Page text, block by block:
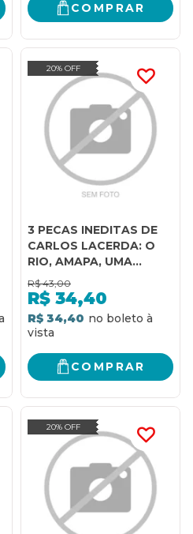
COMPRAR
20% OFF
3 PECAS INEDITAS DE
CARLOS LACERDA: O
RIO, AMAPA, UMA
BAILARINA SOLTA NO
MU - 1ª
R$ 43,00
R$ 34,40
R$ 34,40
COMPRAR
20% OFF